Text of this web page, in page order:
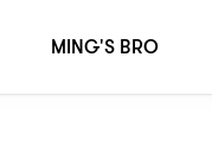
MING'S BRO